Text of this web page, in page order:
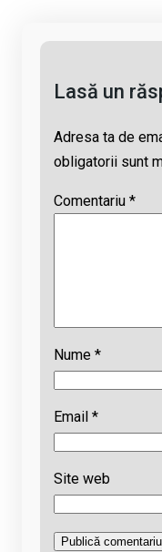
Lasă un
Adresa ta de
obligatorii sunt
Comentariu *
Nume *
Email *
Site web